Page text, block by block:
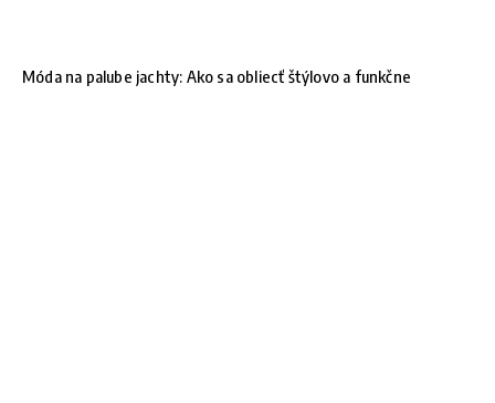
Móda na palube jachty: Ako sa obliecť štýlovo a funkčne